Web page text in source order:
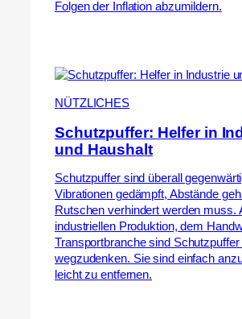
Folgen der Inflation abzumildern.
NÜTZLICHES
Schutzpuffer: Helfer in
und Haushalt
Schutzpuffer sind überall
Vibrationen gedämpft, Abstände
Rutschen verhindert werden muss.
industriellen Produktion, dem
Transportbranche sind Schutzpuffer
wegzudenken. Sie sind einfach
leicht zu entfernen.